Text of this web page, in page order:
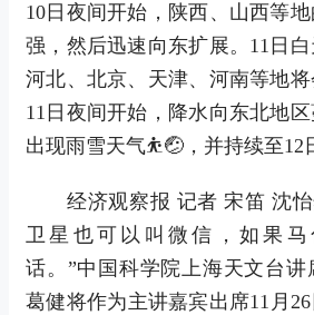
10日夜间开始，陕西、山西等
强，然后迅速向东扩展。11日白
河北、北京、天津、河南等地将
11日夜间开始，降水向东北地
出现雨雪天气⛹🤕，并持续至12
经济观察报 记者 宋笛 沈怡
卫星也可以叫微信，如果
话。”中国科学院上海天文台讲
葛健将作为主讲嘉宾出席11月